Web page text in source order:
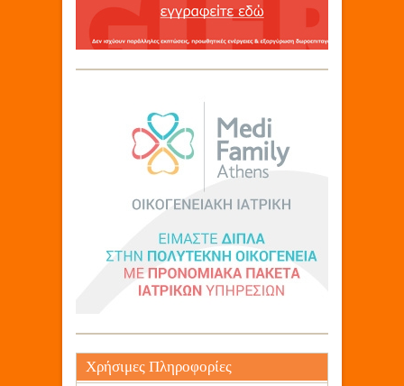
Χρήσιμες Πληροφορίες